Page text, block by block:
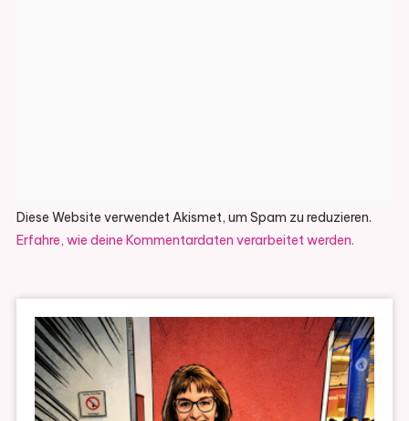
Diese Website verwendet Akismet, um Spam zu reduzieren.
Erfahre, wie deine Kommentardaten verarbeitet werden.